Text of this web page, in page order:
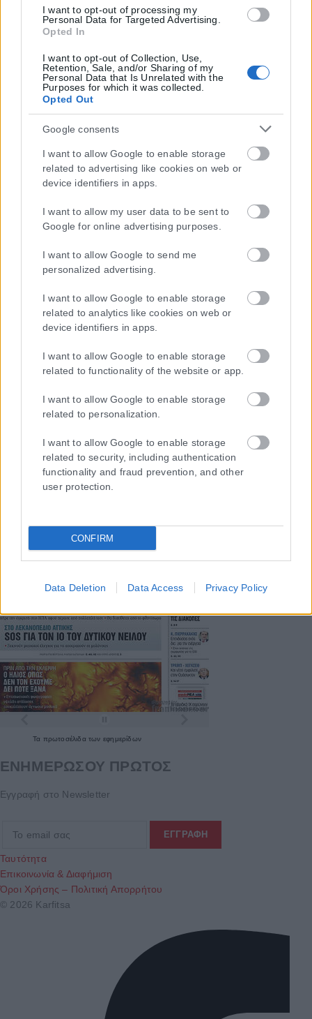
I want to opt-out of processing my
Personal Data for Targeted Advertising.
Opted In
I want to opt-out of Collection, Use,
Retention, Sale, and/or Sharing of my
Personal Data that Is Unrelated with the
Purposes for which it was collected.
Opted Out
Google consents
I want to allow Google to enable storage
related to advertising like cookies on web or
device identifiers in apps.
I want to allow my user data to be sent to
Google for online advertising purposes.
I want to allow Google to send me
personalized advertising.
I want to allow Google to enable storage
related to analytics like cookies on web or
device identifiers in apps.
I want to allow Google to enable storage
related to functionality of the website or app.
I want to allow Google to enable storage
related to personalization.
I want to allow Google to enable storage
related to security, including authentication
functionality and fraud prevention, and other
user protection.
CONFIRM
Data Deletion Data Access Privacy Policy
Η εταιρεία με την επωνυμία “POLITICAL MEDIA GROUP A.E.” και κατ’
επέκταση η ιστοσελίδα που κατέχει αυτή “www.karfitsa.gr”
συμμορφώνονται με τη Σύσταση (ΕΕ) 2018/334 της Επιτροπής της
1ης Μαρτίου 2018 σχετικά με τα μέτρα για την αποτελεσματική
αντιμετώπιση του παράνομου περιεχομένου στο διαδίκτυο (L 63).
Μοναδικός αριθμός Μ.Η.Τ. 262048
Τα πρωτοσέλιδατων εφημερίδων
ΕΝΗΜΕΡΩΣΟΥ ΠΡΩΤΟΣ
Εγγραφή στο Newsletter
Ταυτότητα
Επικοινωνία & Διαφήμιση
Όροι Χρήσης – Πολιτική Απορρήτου
© 2026 Karfitsa